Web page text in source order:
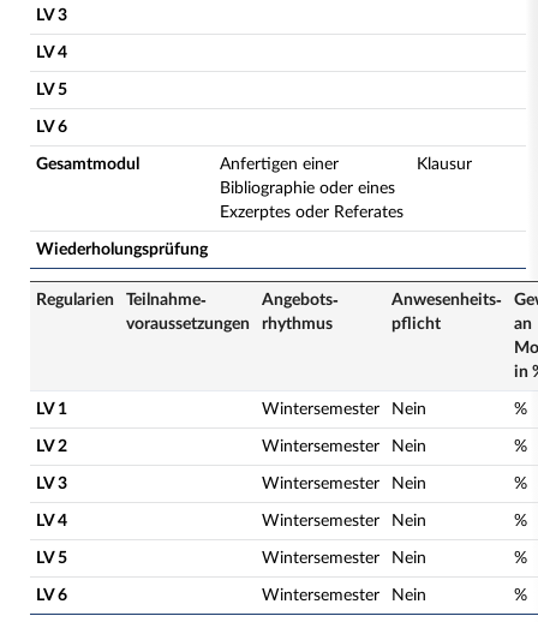
LV 3
LV 4
LV 5
LV 6
Gesamtmodul
Anfertigen einer
Bibliographie oder eines
Exzerptes oder Referates
Klausur
Wiederholungsprüfung
Regularien
Teilnahme­
voraussetzungen
Angebots­
rhythmus
Anwesenheits­
pflicht
an
in
LV 1 Wintersemester Nein %
LV 2 Wintersemester Nein %
LV 3 Wintersemester Nein %
LV 4 Wintersemester Nein %
LV 5 Wintersemester Nein %
LV 6 Wintersemester Nein %